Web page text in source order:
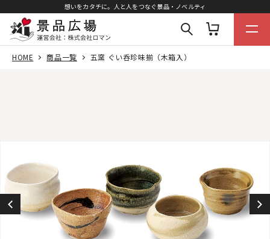
想いをカタチに。人と人をつなぐ景品・ノベルティ
HOME 商品一覧 五窯 ぐい呑珍味揃（木箱入）